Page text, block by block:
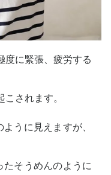
度に緊張、疲労する
されます。
うに見えますが、
そうめんのように